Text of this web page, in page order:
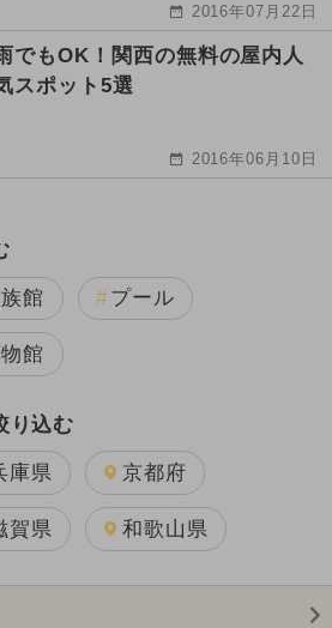
2016年07月22日
でもOK！関西の無料の屋内人
スポット5選
2016年06月10日
館 プール
館
り込む
庫県 京都府
賀県 和歌山県